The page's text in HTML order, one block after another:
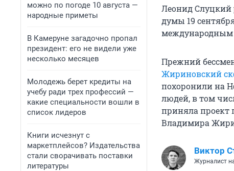
можно по погоде 10 августа —
народные приметы
В Камеруне загадочно пропал
президент: его не видели уже
несколько месяцев
Молодежь берет кредиты на
учебу ради трех профессий —
какие специальности вошли в
список лидеров
Книги исчезнут с
маркетплейсов? Издательства
стали сворачивать поставки
литературы
Леонид Слуцкий
думы 19
международным
Прежний
Жириновский
похоронили на
людей, в том
приняла проект
Владимира
Виктор
Журналист